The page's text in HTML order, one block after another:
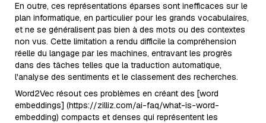
En outre, ces représentations éparses sont inefficaces sur le
plan informatique, en particulier pour les grands vocabulaires,
et ne se généralisent pas bien à des mots ou des contextes
non vus. Cette limitation a rendu difficile la compréhension
réelle du langage par les machines, entravant les progrès
dans des tâches telles que la traduction automatique,
l'analyse des sentiments et le classement des recherches.
Word2Vec résout ces problèmes en créant des [word
embeddings] (https://zilliz.com/ai-faq/what-is-word-
embedding) compacts et denses qui représentent les